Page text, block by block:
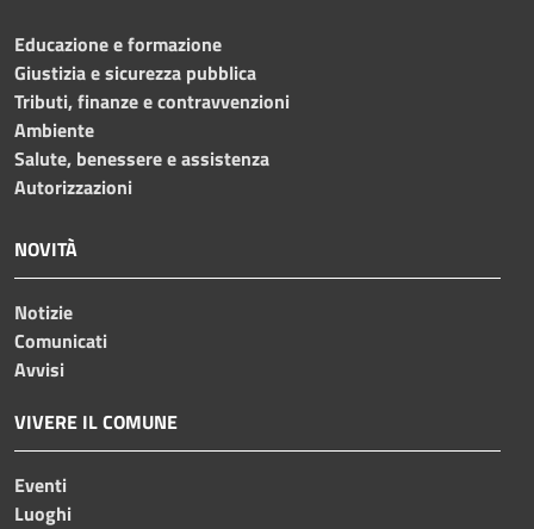
Educazione e formazione
Giustizia e sicurezza pubblica
Tributi, finanze e contravvenzioni
Ambiente
Salute, benessere e assistenza
Autorizzazioni
NOVITÀ
Notizie
Comunicati
Avvisi
VIVERE IL COMUNE
Eventi
Luoghi